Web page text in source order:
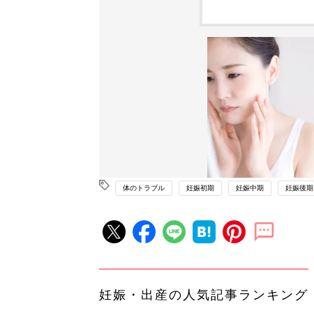
体のトラブル 妊娠初期 妊娠中期 妊娠後期
妊娠・出産の人気記事ランキング